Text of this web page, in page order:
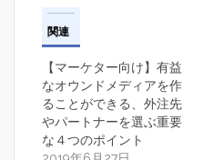
関連
【マーケター向け】有益
なオウンドメディアを作
ることができる、外注先
やパートナーを選ぶ重要
な４つのポイント